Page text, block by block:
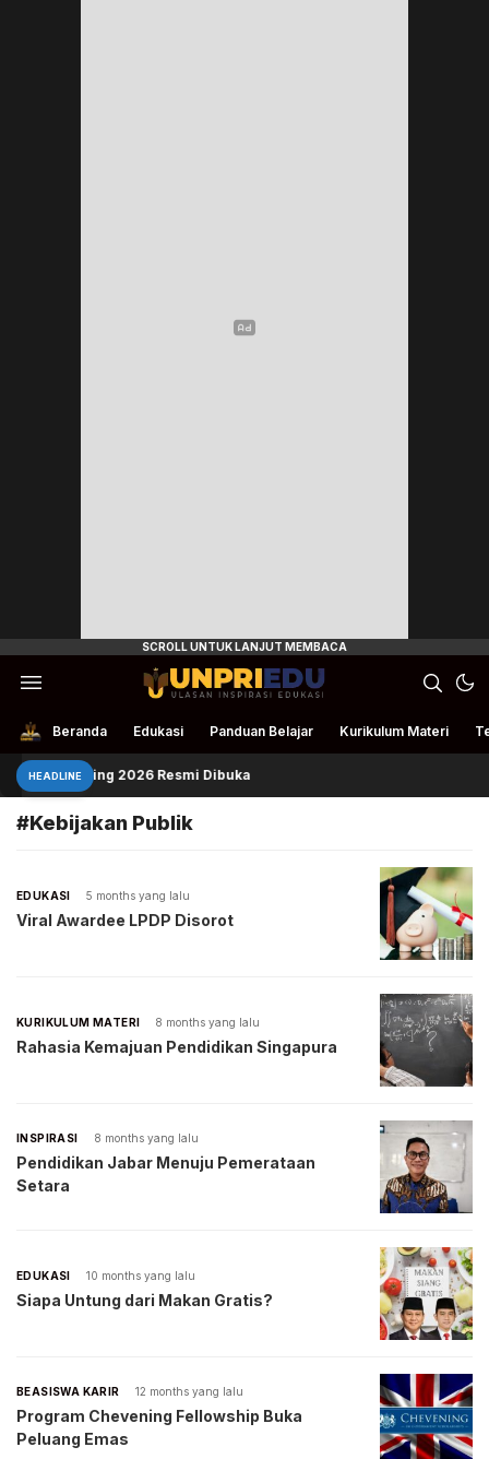
UnpriEdu
Ulasan Inspirasi Edukasi
Beranda Edukasi Panduan Belajar Kurikulum Materi
HEADLINE
Chevening 2026 Resmi Dibuka
#Kebijakan Publik
EDUKASI 5 months yang lalu
Viral Awardee LPDP Disorot
KURIKULUM MATERI 8 months yang lalu
Rahasia Kemajuan Pendidikan Singapura
INSPIRASI 8 months yang lalu
Pendidikan Jabar Menuju Pemerataan
Setara
EDUKASI 10 months yang lalu
Siapa Untung dari Makan Gratis?
BEASISWA KARIR 12 months yang lalu
Program Chevening Fellowship Buka
Peluang Emas